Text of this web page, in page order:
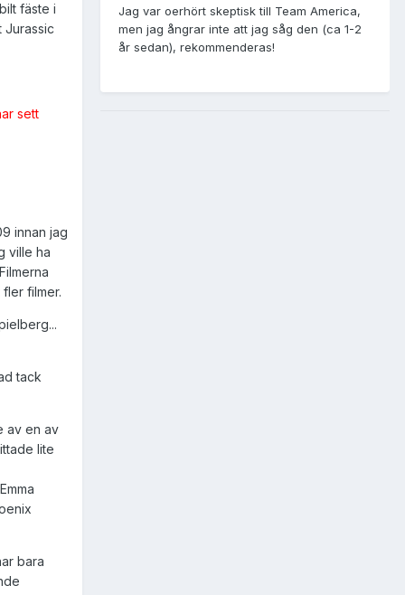
fäste i
Jurassic
sett
innan jag
ville ha
filmer.
tack
av en av
lite
bara
Jag var oerhört skeptisk till Team America,
men jag ångrar inte att jag såg den (ca 1-2
år sedan), rekommenderas!